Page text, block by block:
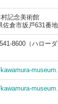
村記念美術館
佐倉市坂戸631番地
8600（ハローダ